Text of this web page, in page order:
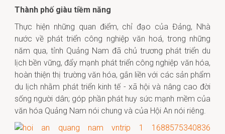
Thành phố giàu tiềm năng
Thực hiện những quan điểm, chỉ đạo của Đảng, Nhà
nước về phát triển công nghiệp văn hoá, trong những
năm qua, tỉnh Quảng Nam đã chủ trương phát triển du
lịch bền vững, đẩy mạnh phát triển công nghiệp văn hóa,
hoàn thiện thị trường văn hóa, gắn liền với các sản phẩm
du lịch nhằm phát triển kinh tế - xã hội và nâng cao đời
sống người dân; góp phần phát huy sức mạnh mềm của
văn hóa Quảng Nam nói chung và của Hội An nói riêng.